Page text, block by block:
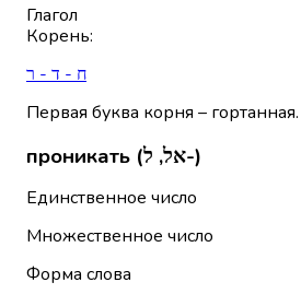
Глагол
Корень:
ח - ד - ר
Первая буква корня –
проникать (אל, ל-)
Единственное число
Множественное число
Форма слова